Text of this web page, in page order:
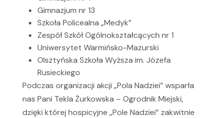
Gimnazjum nr 13
Szkoła Policealna „Medyk”
Zespół Szkół Ogólnokształcących nr 1
Uniwersytet Warmińsko-Mazurski
Olsztyńska Szkoła Wyższa im. Józefa
Rusieckiego
Podczas organizacji akcji „Pola Nadziei” wsparła
nas Pani Tekla Żurkowska – Ogrodnik Miejski,
dzięki której hospicyjne „Pole Nadziei” zakwitnie